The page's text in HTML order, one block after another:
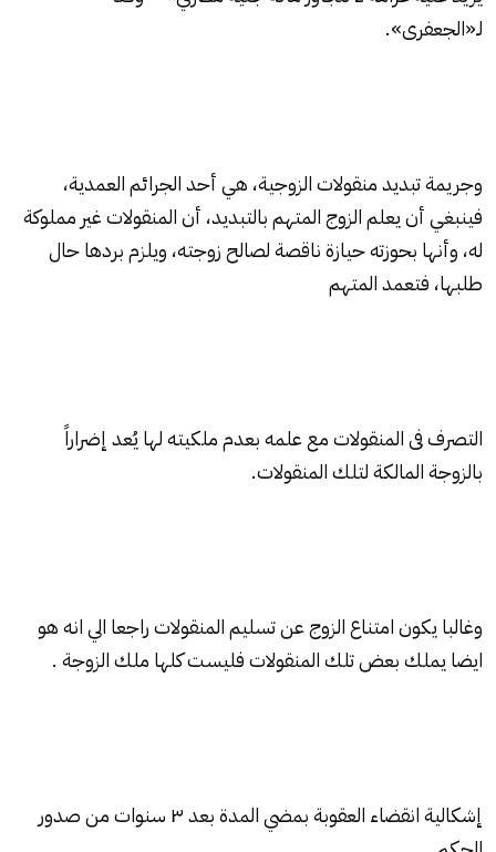
لـ«الجعفرى».
وجريمة تبديد منقولات الزوجية، هي أحد الجرائم العمدية،
فينبغي أن يعلم الزوج المتهم بالتبديد، أن المنقولات غير مملوكة
له، وأنها بحوزته حيازة ناقصة لصالح زوجته، ويلزم بردها حال
طلبها، فتعمد المتهم
التصرف فى المنقولات مع علمه بعدم ملكيته لها يُعد إضراراً
بالزوجة المالكة لتلك المنقولات.
وغالبا يكون امتناع الزوج عن تسليم المنقولات راجعا الي انه هو
ايضا يملك بعض تلك المنقولات فليست كلها ملك الزوجة .
إشكالية انقضاء العقوبة بمضي المدة بعد ٣ سنوات من صدور